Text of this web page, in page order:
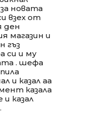
новата
взех от
ден
магазин и
гъз
си и му
. шефа
и казал аа
казала
и казал